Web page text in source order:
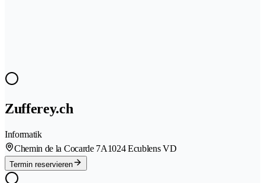
Zufferey.ch
Informatik
Chemin de la Cocarde 7A1024 Ecublens VD
Termin reservieren